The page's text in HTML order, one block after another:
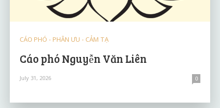
CÁO PHÓ - PHÂN ƯU - CẢM TẠ
Cáo phó Nguyễn Văn Liên
July 31, 2026 0